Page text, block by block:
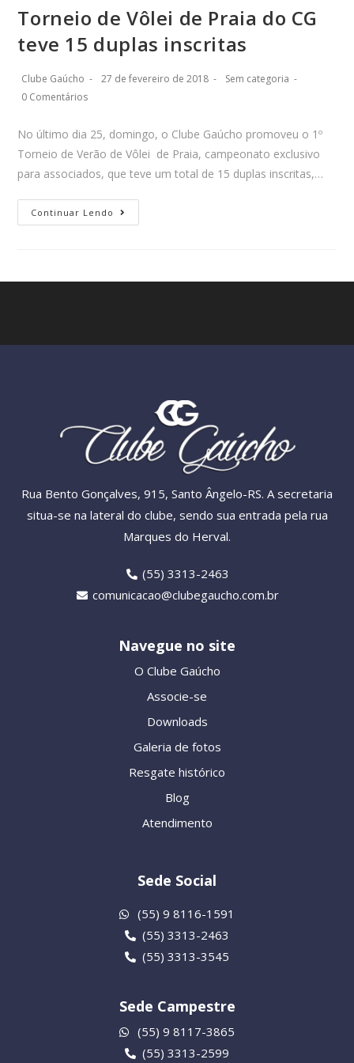
Torneio de Vôlei de Praia do CG
teve 15 duplas inscritas
Clube Gaúcho 27 de fevereiro de 2018
Sem categoria
0 Comentários
No último dia 25, domingo, o Clube Gaúcho promoveu o 1º
Torneio de Verão de Vôlei de Praia, campeonato exclusivo
para associados, que teve um total de 15 duplas inscritas,…
Continuar Lendo
Rua Bento Gonçalves, 915, Santo Ângelo-RS. A secretaria
situa-se na lateral do clube, sendo sua entrada pela rua
Marques do Herval.
(55) 3313-2463
comunicacao@clubegaucho.com.br
Navegue no site
O Clube Gaúcho
Associe-se
Downloads
Galeria de fotos
Resgate histórico
Blog
Atendimento
Sede Social
(55) 9 8116-1591
(55) 3313-2463
(55) 3313-3545
Sede Campestre
(55) 9 8117-3865
(55) 3313-2599